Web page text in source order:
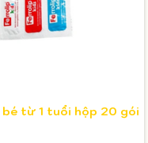
từ 1 tuổi hộp 20 gói